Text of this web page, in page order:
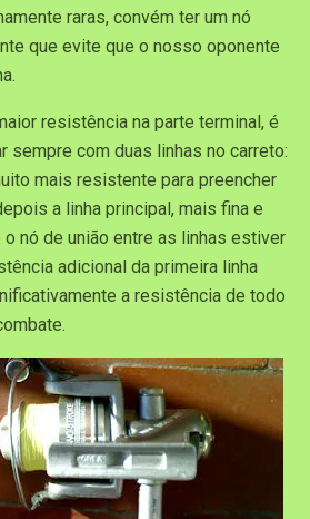
raras, convém ter um nó
que evite que o nosso oponente
resistência na parte terminal, é
sempre com duas linhas no carreto:
mais resistente para preencher
a linha principal, mais fina e
nó de união entre as linhas estiver
adicional da primeira linha
a resistência de todo